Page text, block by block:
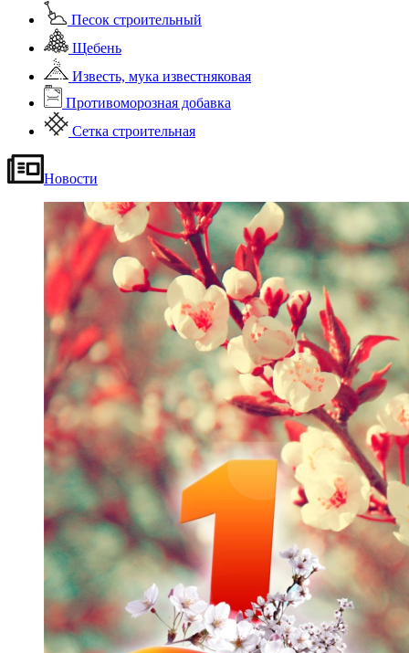
Песок строительный
Щебень
Известь, мука известняковая
Противоморозная добавка
Сетка строительная
Новости